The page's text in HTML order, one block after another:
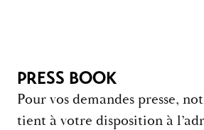
PRESS BOOK
Pour vos demandes presse,
tient à votre disposition à